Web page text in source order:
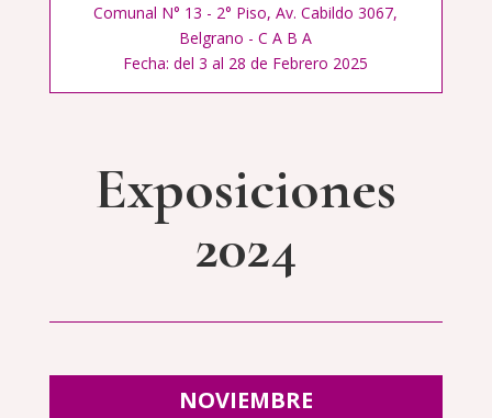
Comunal N° 13 - 2° Piso, Av. Cabildo 3067,
Belgrano - C A B A
Fecha: del 3 al 28 de Febrero 2025
Exposiciones
2024
NOVIEMBRE